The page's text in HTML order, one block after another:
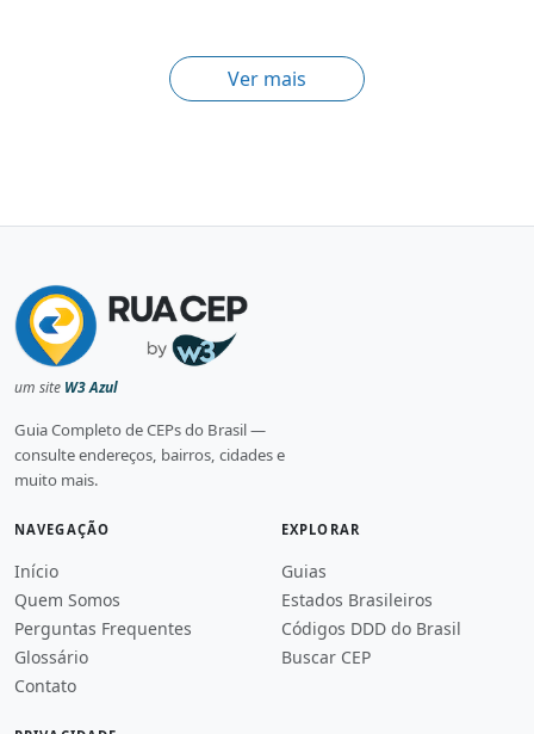
Ver mais
um site W3 Azul
Guia Completo de CEPs do Brasil —
consulte endereços, bairros, cidades e
muito mais.
NAVEGAÇÃO
Início
Quem Somos
Perguntas Frequentes
Glossário
Contato
EXPLORAR
Guias
Estados Brasileiros
Códigos DDD do Brasil
Buscar CEP